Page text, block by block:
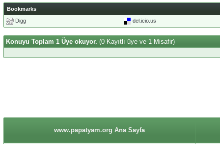
Bookmarks
Digg
del.icio.us
Konuyu Toplam 1 Üye okuyor. (0 Kayıtlı üye ve 1 Misafir)
www.papatyam.org Ana Sayfa